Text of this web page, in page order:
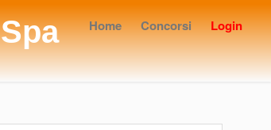
Home Concorsi Login